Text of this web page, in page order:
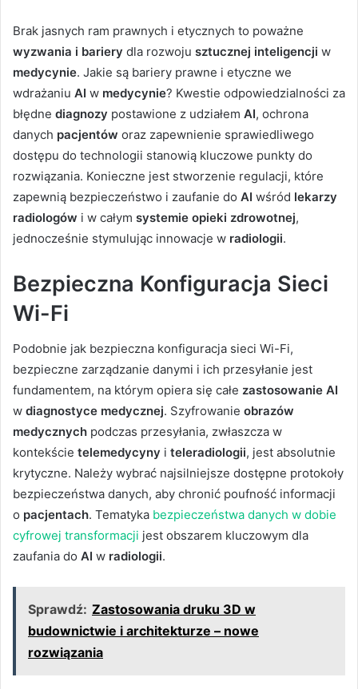
Brak jasnych ram prawnych i etycznych to poważne
wyzwania i bariery dla rozwoju sztucznej inteligencji w
medycynie. Jakie są bariery prawne i etyczne we
wdrażaniu AI w medycynie? Kwestie odpowiedzialności za
błędne diagnozy postawione z udziałem AI, ochrona
danych pacjentów oraz zapewnienie sprawiedliwego
dostępu do technologii stanowią kluczowe punkty do
rozwiązania. Konieczne jest stworzenie regulacji, które
zapewnią bezpieczeństwo i zaufanie do AI wśród lekarzy
radiologów i w całym systemie opieki zdrowotnej,
jednocześnie stymulując innowacje w radiologii.
Bezpieczna Konfiguracja Sieci
Wi-Fi
Podobnie jak bezpieczna konfiguracja sieci Wi-Fi,
bezpieczne zarządzanie danymi i ich przesyłanie jest
fundamentem, na którym opiera się całe zastosowanie AI
w diagnostyce medycznej. Szyfrowanie obrazów
medycznych podczas przesyłania, zwłaszcza w
kontekście telemedycyny i teleradiologii, jest absolutnie
krytyczne. Należy wybrać najsilniejsze dostępne protokoły
bezpieczeństwa danych, aby chronić poufność informacji
o pacjentach. Tematyka bezpieczeństwa danych w dobie
cyfrowej transformacji jest obszarem kluczowym dla
zaufania do AI w radiologii.
Sprawdź: Zastosowania druku 3D w
budownictwie i architekturze – nowe
rozwiązania